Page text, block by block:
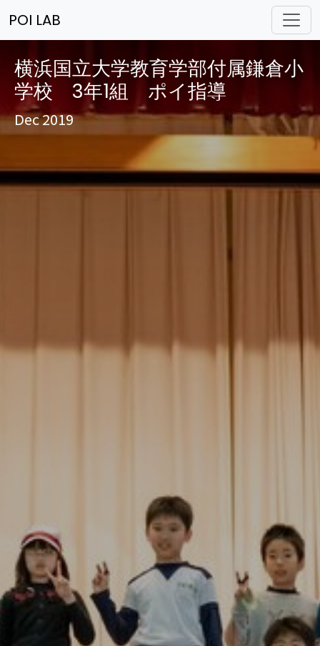
POI LAB
横浜国立大学教育学部付属鎌倉小
学校 3年1組 ポイ指導
Dec 2019